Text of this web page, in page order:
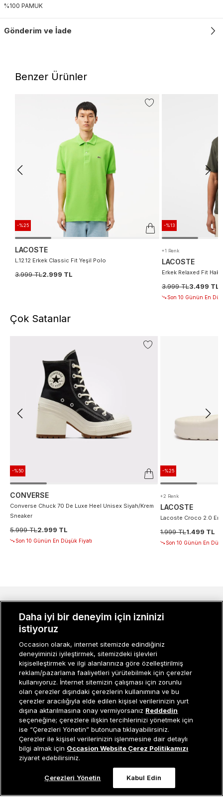
Tükendi
%100 PAMUK
Gönderim ve İade
Benzer Ürünler
-%25
LACOSTE
L.12.12 Erkek Classic Fit Yeşil Polo
3.999 TL2.999 TL
-%13
+1 Renk
LACOSTE
Erkek Relaxed Fit
3.999 TL3.499 TL
Son 10 Günün En
Çok Satanlar
-%50
CONVERSE
Converse Chuck 70 De Luxe Heel Unisex Siyah/Krem
Sneaker
5.999 TL2.999 TL
Son 10 Günün En Düşük Fiyatı
-%25
+2 Renk
LACOSTE
Lacoste Croco 2.0
1.999 TL1.499 TL
Son 10 Günün En
Müşteri İlişkileri0 850 800 01 20
KURUMSAL
KADIN KATEGORILER
GRUP MARKALAR
ERKEK KATEGORILER
Daha iyi bir deneyim için izninizi
istiyoruz
Occasion olarak, internet sitemizde edindiğiniz
deneyiminizi iyileştirmek, sitemizdeki işlevleri
kişiselleştirmek ve ilgi alanlarınıza göre özelleştirilmiş
reklam/pazarlama faaliyetleri yürütebilmek için çerezler
kullanıyoruz. İnternet sitemizin çalışması için zorunlu
olan çerezler dışındaki çerezlerin kullanımına ve bu
çerezler aracılığıyla elde edilen kişisel verilerinizin yurt
dışına aktarılmasına onay vermiyorsanız Reddedin
seçeneğine; çerezlere ilişkin tercihlerinizi yönetmek için
ise “Çerezleri Yönetin” butonuna tıklayabilirsiniz.
Çerezler ile kişisel verilerinizin işlenmesine dair detaylı
bilgi almak için Occasion Website Çerez Politikamızı
ziyaret edebilirsiniz.
Çerezleri Yönetin Kabul Edin